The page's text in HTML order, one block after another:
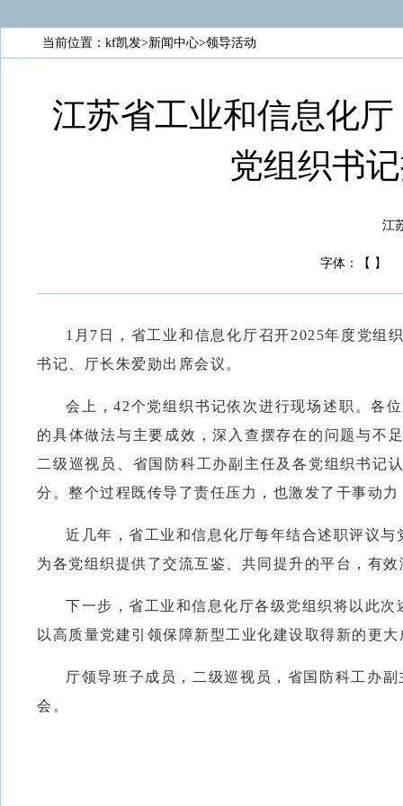
当前位置： kf凯发>新闻中心>领导活动
江苏省工业和信息化
党组织书
江
【
字体： 】
1月7日，省工业和信息化厅召开2025年度党组
书记、厅长朱爱勋出席会议。
会上，42个党组织书记依次进行现场述职。各
的具体做法与主要成效，深入查摆存在的问题与不
二级巡视员、省国防科工办副主任及各党组织书记
分。整个过程既传导了责任压力，也激发了干事动
近几年，省工业和信息化厅每年结合述职评议
为各党组织提供了交流互鉴、共同提升的平台，有
下一步，省工业和信息化厅各级党组织将以此
以高质量党建引领保障新型工业化建设取得新的更大
厅领导班子成员，二级巡视员，省国防科工办
会。